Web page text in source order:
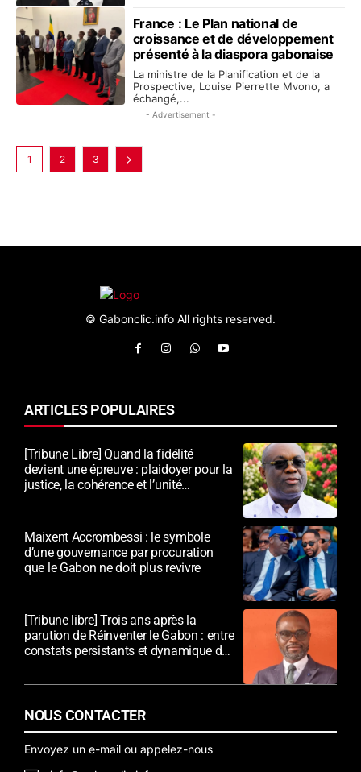
France : Le Plan national de
croissance et de développement
présenté à la diaspora gabonaise
La ministre de la Planification et de la
Prospective, Louise Pierrette Mvono, a
échangé,...
- Advertisement -
1 2 3
© Gabonclic.info All rights reserved.
ARTICLES POPULAIRES
[Tribune Libre] Quand la fidélité
devient une épreuve : plaidoyer pour la
justice, la cohérence et l’unité
Maixent Accrombessi : le symbole
d’une gouvernance par procuration
que le Gabon ne doit plus revivre
[Tribune libre] Trois ans après la
parution de Réinventer le Gabon : entre
constats persistants et dynamique de
NOUS CONTACTER
Envoyez un e-mail ou appelez-nous